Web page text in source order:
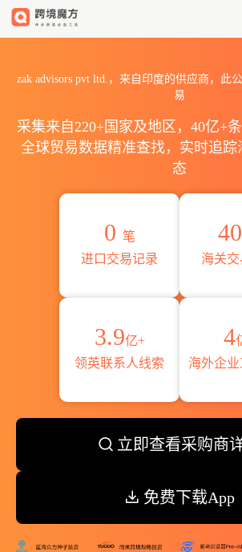
zak advisors pvt ltd.，来自印度的供应商，此
易
采集来自220+国家及地区，40亿+
全球贸易数据精准查找，实时追踪
态
0 笔
进口交易记录
40
海关
3.9亿+
领英联系人线索
4
海外企
立即查看采购商
免费下载App